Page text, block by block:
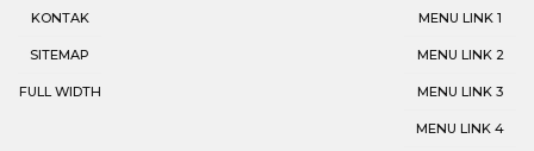
KONTAK
SITEMAP
FULL WIDTH
MENU LINK 1
MENU LINK 2
MENU LINK 3
MENU LINK 4